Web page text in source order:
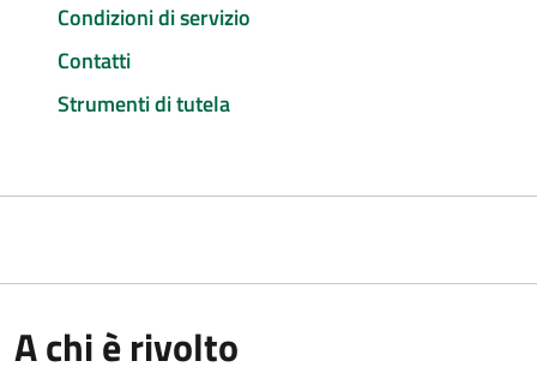
Condizioni di servizio
Contatti
Strumenti di tutela
A chi è rivolto